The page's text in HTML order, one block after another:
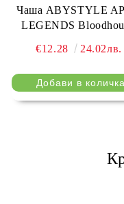
Чаша ABYSTYLE
LEGENDS
€12.28 24.02лв.
⠀